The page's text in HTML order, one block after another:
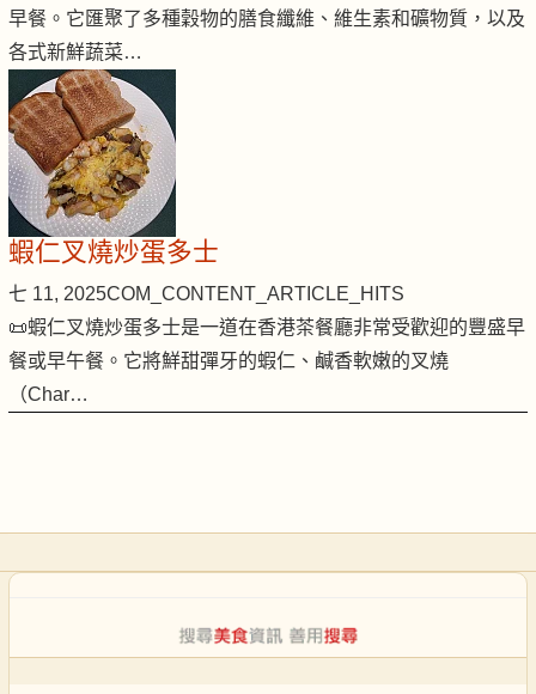
早餐。它匯聚了多種穀物的膳食纖維、維生素和礦物質，以及
各式新鮮蔬菜…
蝦仁叉燒炒蛋多士
七 11, 2025COM_CONTENT_ARTICLE_HITS
📜蝦仁叉燒炒蛋多士是一道在香港茶餐廳非常受歡迎的豐盛早
餐或早午餐。它將鮮甜彈牙的蝦仁、鹹香軟嫩的叉燒
（Char…